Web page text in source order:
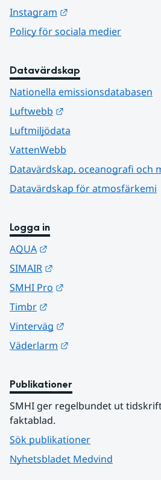
Instagram
Policy för sociala medier
Datavärdskap
Nationella emissionsdatabasen
Luftwebb
Luftmiljödata
VattenWebb
Datavärdskap, oceanografi och
Datavärdskap för atmosfärkemi
Logga in
AQUA
SIMAIR
SMHI Pro
Timbr
Vinterväg
Väderlarm
Publikationer
SMHI ger regelbundet ut
faktablad.
Sök publikationer
Nyhetsbladet Medvind